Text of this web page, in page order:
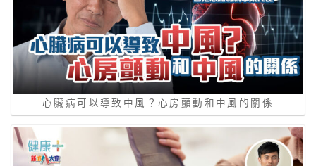
心臟病可以導致中風？心房顫動和中風的關係